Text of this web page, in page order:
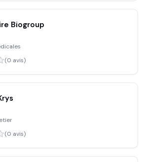
Biogroup
(0 avis)
(0 avis)